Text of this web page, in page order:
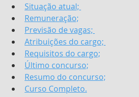
Situação atual;
Remuneração;
Previsão de vagas;
Atribuições do cargo;
Requisitos do cargo;
Último concurso;
Resumo do concurso;
Curso Completo.